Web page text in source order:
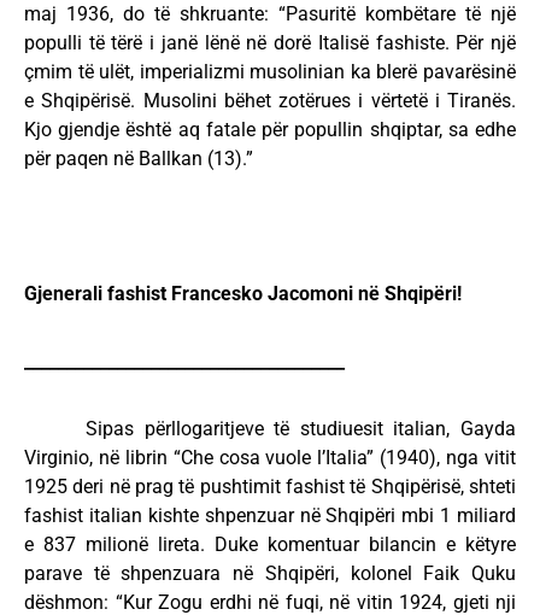
maj 1936, do të shkruante: “Pasuritë kombëtare të një
populli të tërë i janë lënë në dorë Italisë fashiste. Për një
çmim të ulët, imperializmi musolinian ka blerë pavarësinë
e Shqipërisë. Musolini bëhet zotërues i vërtetë i Tiranës.
Kjo gjendje është aq fatale për popullin shqiptar, sa edhe
për paqen në Ballkan (13).”
Gjenerali fashist Francesko Jacomoni në Shqipëri!
Sipas përllogaritjeve të studiuesit italian, Gayda
Virginio, në librin “Che cosa vuole l’Italia” (1940), nga vitit
1925 deri në prag të pushtimit fashist të Shqipërisë, shteti
fashist italian kishte shpenzuar në Shqipëri mbi 1 miliard
e 837 milionë lireta. Duke komentuar bilancin e këtyre
parave të shpenzuara në Shqipëri, kolonel Faik Quku
dëshmon: “Kur Zogu erdhi në fuqi, në vitin 1924, gjeti nji